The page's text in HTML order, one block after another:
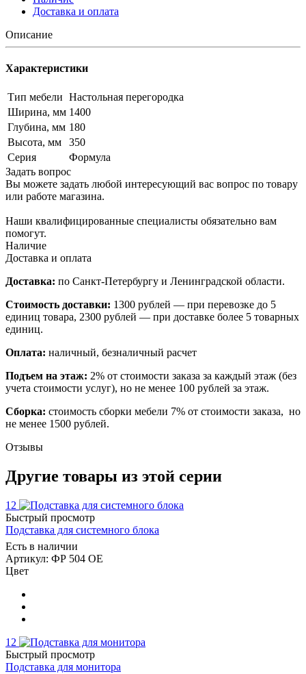
Доставка и оплата
Описание
Характеристики
Тип мебели Настольная перегородка
Ширина, мм 1400
Глубина, мм 180
Высота, мм
350
Серия
Формула
Задать вопрос
Вы можете задать любой интересующий вас вопрос по товару
или работе магазина.
Наши квалифицированные специалисты обязательно вам
помогут.
Наличие
Доставка и оплата
Доставка: по Санкт-Петербургу и Ленинградской области.
Стоимость доставки: 1300 рублей — при перевозке до 5
единиц товара, 2300 рублей — при доставке более 5 товарных
единиц.
Оплата: наличный, безналичный расчет
Подъем на этаж: 2% от стоимости заказа за каждый этаж (без
учета стоимости услуг), но не менее 100 рублей за этаж.
Сборка: стоимость сборки мебели 7% от стоимости заказа, но
не менее 1500 рублей.
Отзывы
Другие товары из этой серии
12
Быстрый просмотр
Подставка для системного блока
Есть в наличии
Артикул: ФР 504 ОЕ
Цвет
12
Быстрый просмотр
Подставка для монитора